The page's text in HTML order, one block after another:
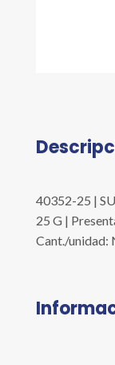
40352-25 |
25 G |
Cant./unidad: